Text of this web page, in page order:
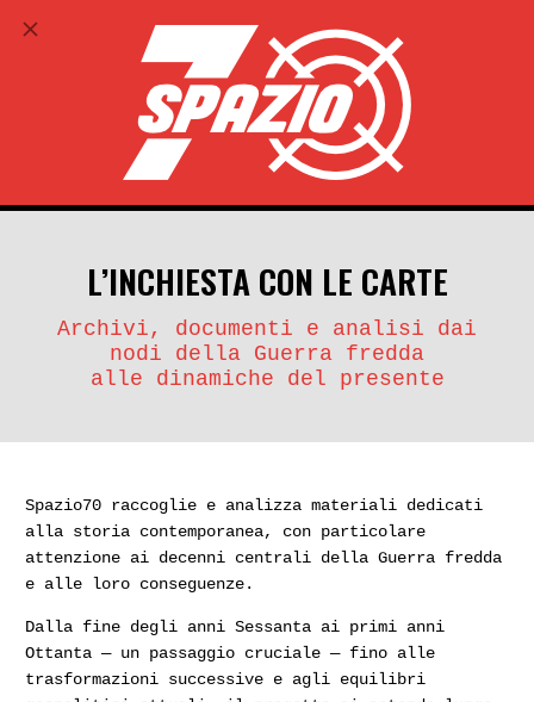
ABBONATI
search account_circle
L’INCHIESTA CON LE CARTE
Archivi, documenti e analisi dai
nodi della Guerra fredda
alle dinamiche del presente
Spazio70 raccoglie e analizza materiali dedicati
alla storia contemporanea, con particolare
attenzione ai decenni centrali della Guerra fredda
e alle loro conseguenze.
Dalla fine degli anni Sessanta ai primi anni
Ottanta — un passaggio cruciale — fino alle
trasformazioni successive e agli equilibri